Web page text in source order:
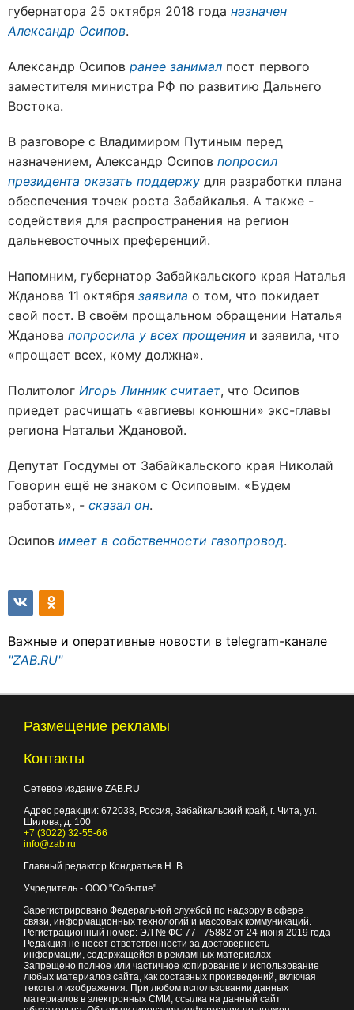
губернатора 25 октября 2018 года назначен
Александр Осипов.
Александр Осипов ранее занимал пост первого
заместителя министра РФ по развитию Дальнего
Востока.
В разговоре с Владимиром Путиным перед
назначением, Александр Осипов попросил
президента оказать поддержу для разработки плана
обеспечения точек роста Забайкалья. А также -
содействия для распространения на регион
дальневосточных преференций.
Напомним, губернатор Забайкальского края Наталья
Жданова 11 октября заявила о том, что покидает
свой пост. В своём прощальном обращении Наталья
Жданова попросила у всех прощения и заявила, что
«прощает всех, кому должна».
Политолог Игорь Линник считает, что Осипов
приедет расчищать «авгиевы конюшни» экс-главы
региона Натальи Ждановой.
Депутат Госдумы от Забайкальского края Николай
Говорин ещё не знаком с Осиповым. «Будем
работать», - сказал он.
Осипов имеет в собственности газопровод.
Важные и оперативные новости в telegram-канале
"ZAB.RU"
Размещение рекламы
Контакты
Сетевое издание ZAB.RU
Адрес редакции: 672038, Россия, Забайкальский край, г. Чита, ул.
Шилова, д. 100
+7 (3022) 32-55-66
info@zab.ru
Главный редактор Кондратьев Н. В.
Учредитель - ООО "Событие"
Зарегистрировано Федеральной службой по надзору в сфере
связи, информационных технологий и массовых коммуникаций.
Регистрационный номер: ЭЛ № ФС 77 - 75882 от 24 июня 2019 года
Редакция не несет ответственности за достоверность
информации, содержащейся в рекламных материалах
Запрещено полное или частичное копирование и использование
любых материалов сайта, как составных произведений, включая
тексты и изображения. При любом использовании данных
материалов в электронных СМИ, ссылка на данный сайт